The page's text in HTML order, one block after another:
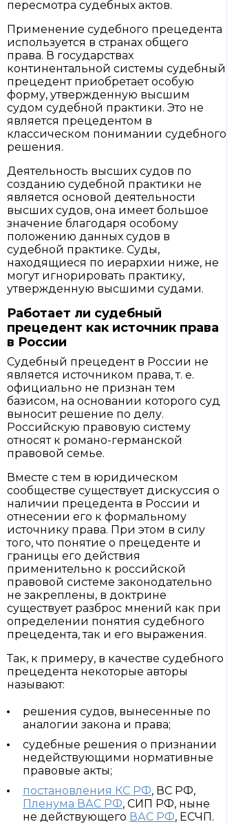
пересмотра судебных актов.
Применение судебного прецедента
используется в странах общего
права. В государствах
континентальной системы судебный
прецедент приобретает особую
форму, утвержденную высшим
судом судебной практики. Это не
является прецедентом в
классическом понимании судебного
решения.
Деятельность высших судов по
созданию судебной практики не
является основой деятельности
высших судов, она имеет большое
значение благодаря особому
положению данных судов в
судебной практике. Суды,
находящиеся по иерархии ниже, не
могут игнорировать практику,
утвержденную высшими судами.
Работает ли судебный
прецедент как источник права
в России
Судебный прецедент в России не
является источником права, т. е.
официально не признан тем
базисом, на основании которого суд
выносит решение по делу.
Российскую правовую систему
относят к романо-германской
правовой семье.
Вместе с тем в юридическом
сообществе существует дискуссия о
наличии прецедента в России и
отнесении его к формальному
источнику права. При этом в силу
того, что понятие о прецеденте и
границы его действия
применительно к российской
правовой системе законодательно
не закреплены, в доктрине
существует разброс мнений как при
определении понятия судебного
прецедента, так и его выражения.
Так, к примеру, в качестве судебного
прецедента некоторые авторы
называют:
решения судов, вынесенные по
аналогии закона и права;
судебные решения о признании
недействующими нормативные
правовые акты;
постановления КС РФ, ВС РФ,
Пленума ВАС РФ, СИП РФ, ныне
не действующего ВАС РФ, ЕСЧП.